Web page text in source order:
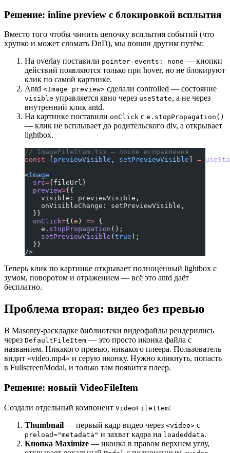
Решение: inline preview с блокировкой всплытия
Вместо того чтобы чинить цепочку всплытия событий (что
хрупко и может сломать DnD), мы пошли другим путём:
На overlay поставили pointer-events: none — кнопки
действий появляются только при hover, но не блокируют
клик по самой картинке.
Antd <Image preview> сделали controlled — состояние
visible управляется явно через useState, а не через
внутренний клик antd.
На картинке поставили onClick с e.stopPropagation()
— клик не всплывает до родительского div, а открывает
lightbox.
// ImageFileItem.tsx — после исправления
const
previewVisible , setPreviewVisible =
<Image
  src
={fileUrl}
  preview
={{
    visible: previewVisible,
    onVisibleChange: setPreviewVisible,
  }}
  onClick
={( e ) => {
    e.
stopPropagation ();
    setPreviewVisible
( true );
  }}
/>
Теперь клик по картинке открывает полноценный lightbox с
зумом, поворотом и отражением — всё это antd даёт
бесплатно.
Проблема вторая: видео без превью
В Masonry-раскладке библиотеки видеофайлы рендерились
через DefaultFileItem — это просто иконка файла с
названием. Никакого превью, никакого плеера. Пользователь
видит «video.mp4» и серую иконку. Нужно кликнуть, попасть
в FullscreenModal, и только там появится плеер.
Решение: новый VideoFileItem
Создали отдельный компонент VideoFileItem:
Thumbnail — первый кадр видео через <video> с
preload="metadata" и захват кадра на loadeddata.
Кнопка Maximize — иконка в правом верхнем углу,